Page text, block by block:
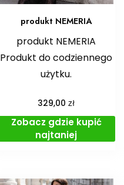
produkt NEMERIA
produkt NEMERIA
Produkt do codziennego
użytku.
329,00zł
Zobacz gdzie kupić
najtaniej